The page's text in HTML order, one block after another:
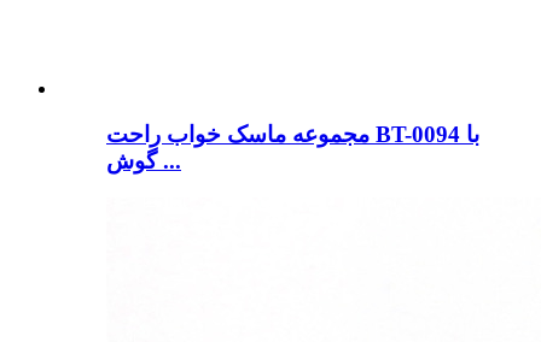
مجموعه ماسک خواب راحت BT-0094 با
گوش ...